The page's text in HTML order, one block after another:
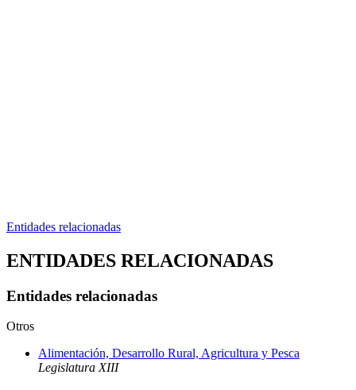
Entidades relacionadas
ENTIDADES RELACIONADAS
Entidades relacionadas
Otros
Alimentación, Desarrollo Rural, Agricultura y Pesca
Legislatura XIII